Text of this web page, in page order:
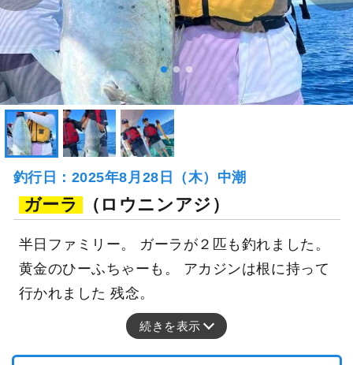
釣行日：2025年8月28日（木）中潮
ガーラ （ロウニンアジ）
半日ファミリー。 ガーラが２匹も釣れました。
黄金のひーふちゃーも。 アカジンは根に持って
行かれました 残念。
続きを表示